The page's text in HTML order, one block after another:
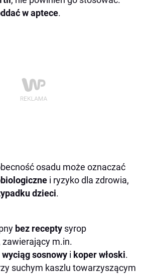
w aptece.
osadu może oznaczać
i ryzyko dla zdrowia,
dzieci.
bez recepty syrop
zawierający m.in.
wyciąg sosnowy i koper włoski.
suchym kaszlu towarzyszącym